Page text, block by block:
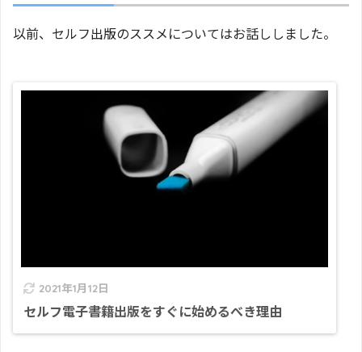
以前、セルフ出版のススメについてはお話ししました。
2021年1月12日
セルフ電子書籍出版をすぐに始めるべき理由